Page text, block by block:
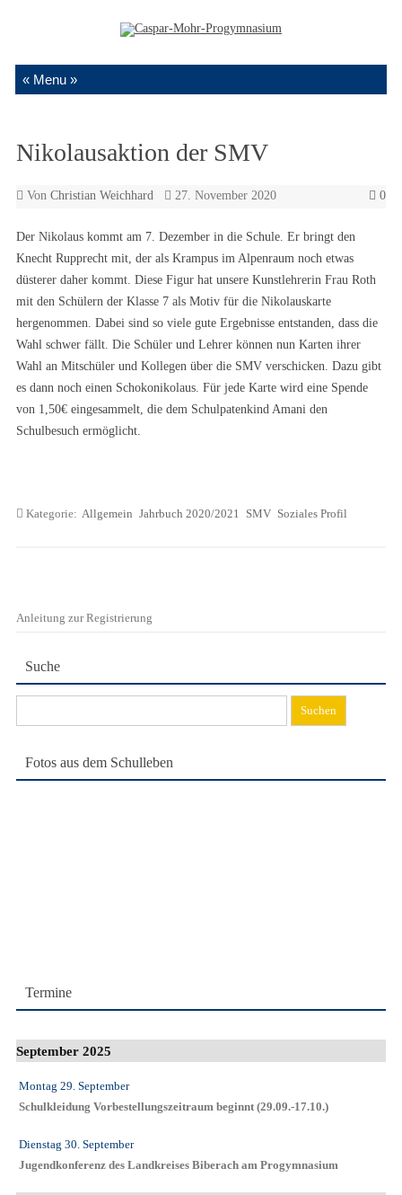
Zum Inhalt springen
Nikolausaktion der SMV
Von Christian Weichhard 27. November 2020 0
Der Nikolaus kommt am 7. Dezember in die Schule. Er bringt den
Knecht Rupprecht mit, der als Krampus im Alpenraum noch etwas
düsterer daher kommt. Diese Figur hat unsere Kunstlehrerin Frau Roth
mit den Schülern der Klasse 7 als Motiv für die Nikolauskarte
hergenommen. Dabei sind so viele gute Ergebnisse entstanden, dass die
Wahl schwer fällt. Die Schüler und Lehrer können nun Karten ihrer
Wahl an Mitschüler und Kollegen über die SMV verschicken. Dazu gibt
es dann noch einen Schokonikolaus. Für jede Karte wird eine Spende
von 1,50€ eingesammelt, die dem Schulpatenkind Amani den
Schulbesuch ermöglicht.
Kategorie: Allgemein Jahrbuch 2020/2021 SMV Soziales Profil
Anleitung zur Registrierung
Suche
nach:
Fotos aus dem Schulleben
Termine
September 2025
Montag 29. September
Schulkleidung Vorbestellungszeitraum beginnt (29.09.-17.10.)
Dienstag 30. September
Jugendkonferenz des Landkreises Biberach am Progymnasium